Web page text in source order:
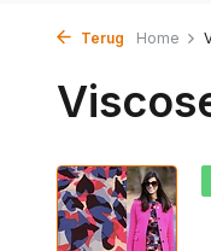
Terug Home